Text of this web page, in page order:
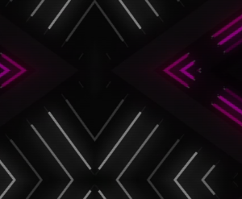
Karton Kutu
Ambalaj Tasarımları
Doypack Ambalaj
Tasarımları